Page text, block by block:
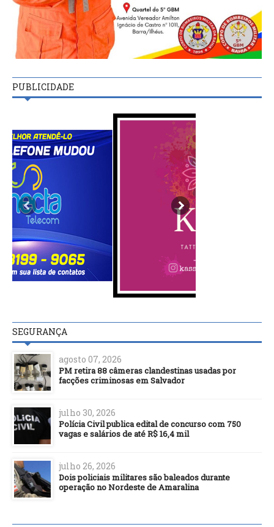
PUBLICIDADE
SEGURANÇA
agosto 07, 2026
PM retira 88 câmeras clandestinas usadas por
facções criminosas em Salvador
julho 30, 2026
Polícia Civil publica edital de concurso com 750
vagas e salários de até R$ 16,4 mil
julho 26, 2026
Dois policiais militares são baleados durante
operação no Nordeste de Amaralina